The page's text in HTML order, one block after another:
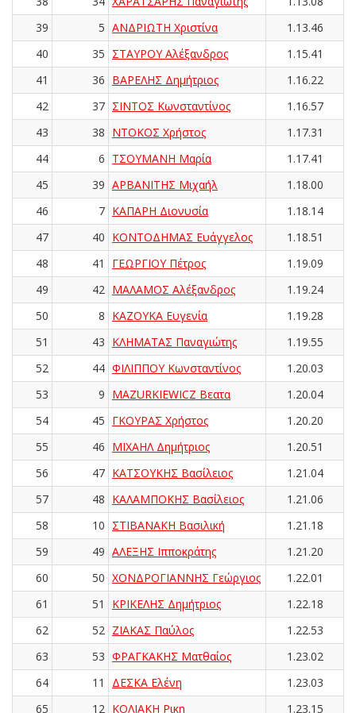
39
5 ΑΝΔΡΙΩΤΗ Χριστίνα
1.13.46
40
35 ΣΤΑΥΡΟΥ Αλέξανδρος
1.15.41
41
36 ΒΑΡΕΛΗΣ Δημήτριος
1.16.22
42
37 ΣΙΝΤΟΣ Κωνσταντίνος
1.16.57
43
38 ΝΤΟΚΟΣ Χρήστος
1.17.31
44
6 ΤΣΟΥΜΑΝΗ Μαρία
1.17.41
45
39 ΑΡΒΑΝΙΤΗΣ Μιχαήλ
1.18.00
46
7 ΚΑΠΑΡΗ Διονυσία
1.18.14
47
40 ΚΟΝΤΟΔΗΜΑΣ Ευάγγελος
1.18.51
48
41 ΓΕΩΡΓΙΟΥ Πέτρος
1.19.09
49
42 ΜΑΛΑΜΟΣ Αλέξανδρος
1.19.24
50
8 ΚΑΖΟΥΚΑ Ευγενία
1.19.28
51
43 ΚΛΗΜΑΤΑΣ Παναγιώτης
1.19.55
52
44 ΦΙΛΙΠΠΟΥ Κωνσταντίνος
1.20.03
53
9 MAZURKIEWICZ Βεατα
1.20.04
54
45 ΓΚΟΥΡΑΣ Χρήστος
1.20.20
55
46 ΜΙΧΑΗΛ Δημήτριος
1.20.51
56
47 ΚΑΤΣΟΥΚΗΣ Βασίλειος
1.21.04
57
48 ΚΑΛΑΜΠΟΚΗΣ Βασίλειος
1.21.06
58
10 ΣΤΙΒΑΝΑΚΗ Βασιλική
1.21.18
59
49 ΑΛΕΞΗΣ Ιπποκράτης
1.21.20
60
50 ΧΟΝΔΡΟΓΙΑΝΝΗΣ Γεώργιος
1.22.01
61
51 ΚΡΙΚΕΛΗΣ Δημήτριος
1.22.18
62
52 ΖΙΑΚΑΣ Παύλος
1.22.53
63
53 ΦΡΑΓΚΑΚΗΣ Ματθαίος
1.23.02
64
11 ΔΕΣΚΑ Ελένη
1.23.03
65
12 ΚΟΛΙΑΚΗ Ρικη
1.23.15